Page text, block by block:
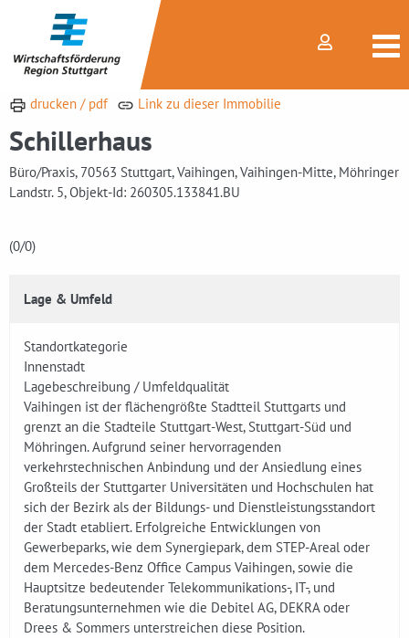
drucken / pdf Link zu dieser Immobilie
Schillerhaus
Büro/Praxis, 70563 Stuttgart, Vaihingen, Vaihingen-Mitte, Möhringer
Landstr. 5, Objekt-Id: 260305.133841.BU
(0/0)
Lage & Umfeld
Standortkategorie
Innenstadt
Lagebeschreibung / Umfeldqualität
Vaihingen ist der flächengrößte Stadtteil Stuttgarts und
grenzt an die Stadteile Stuttgart-West, Stuttgart-Süd und
Möhringen. Aufgrund seiner hervorragenden
verkehrstechnischen Anbindung und der Ansiedlung eines
Großteils der Stuttgarter Universitäten und Hochschulen hat
sich der Bezirk als der Bildungs- und Dienstleistungsstandort
der Stadt etabliert. Erfolgreiche Entwicklungen von
Gewerbeparks, wie dem Synergiepark, dem STEP-Areal oder
dem Mercedes-Benz Office Campus Vaihingen, sowie die
Hauptsitze bedeutender Telekommunikations-, IT-, und
Beratungsunternehmen wie die Debitel AG, DEKRA oder
Drees & Sommers unterstreichen diese Position.